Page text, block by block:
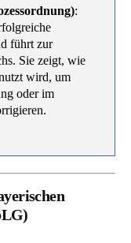
:
führt zur
Sie zeigt, wie
wird, um
oder im